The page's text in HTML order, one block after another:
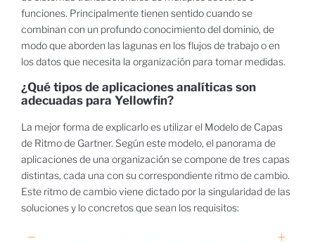
funciones. Principalmente tienen sentido cuando se
combinan con un profundo conocimiento del dominio, de
modo que aborden las lagunas en los flujos de trabajo o en
los datos que necesita la organización para tomar medidas.
¿Qué tipos de aplicaciones analíticas son
adecuadas para Yellowfin?
La mejor forma de explicarlo es utilizar el Modelo de Capas
de Ritmo de Gartner. Según este modelo, el panorama de
aplicaciones de una organización se compone de tres capas
distintas, cada una con su correspondiente ritmo de cambio.
Este ritmo de cambio viene dictado por la singularidad de las
soluciones y lo concretos que sean los requisitos: